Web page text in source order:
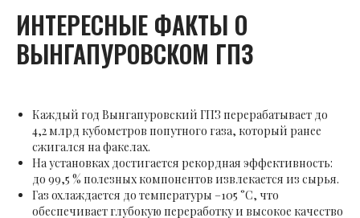
ИНТЕРЕСНЫЕ ФАКТЫ О
ВЫНГАПУРОВСКОМ ГПЗ
Каждый год Вынгапуровский ГПЗ перерабатывает до
4,2 млрд кубометров попутного газа, который ранее
сжигался на факелах.
На установках достигается рекордная эффективность:
до 99,5 % полезных компонентов извлекается из сырья.
Газ охлаждается до температуры –105 °C, что
обеспечивает глубокую переработку и высокое качество